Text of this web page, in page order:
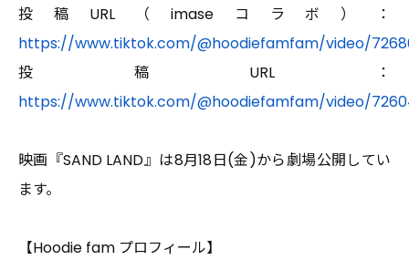
投稿URL（imaseコラボ）：
https://www.tiktok.com/@hoodiefamfam/video/
投稿URL：
https://www.tiktok.com/@hoodiefamfam/video/
映画『SAND LAND』は8月18日(金)から劇場公開してい
ます。
【Hoodie fam プロフィール】